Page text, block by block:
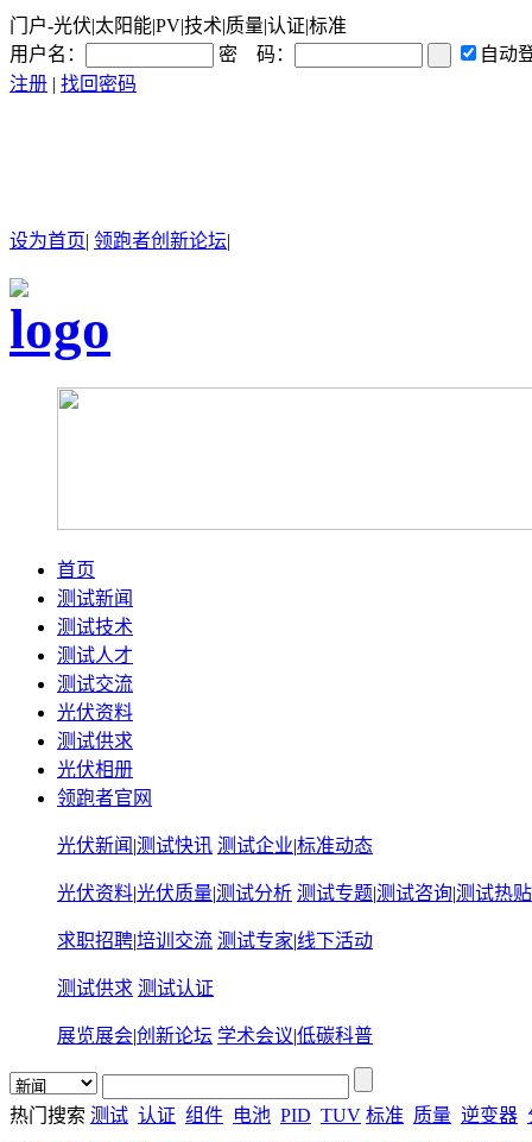
门户-光伏|太阳能|PV|技术|质量|认证|标准
用户名：
密 码：
自动
注册 | 找回密码
设为首页| 领跑者创新论坛|
首页
测试新闻
测试技术
测试人才
测试交流
光伏资料
测试供求
光伏相册
领跑者官网
光伏新闻 |测试快讯 测试企业|标准动态
光伏资料|光伏质量|测试分析 测试专题|测试咨询|测试热贴
求职招聘|培训交流 测试专家|线下活动
测试供求 测试认证
展览展会|创新论坛 学术会议|低碳科普
热门搜索 测试 认证 组件 电池 PID TUV 标准 质量 逆变器